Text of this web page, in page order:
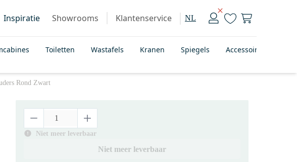
Inspiratie Showrooms Klantenservice NL
Toiletten Wastafels Kranen Spiegels Accessoires
Rond Zwart
Niet meer leverbaar
Niet meer leverbaar